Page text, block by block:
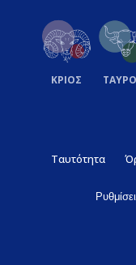
ΚΡΙΟΣ
Ταυτότητα